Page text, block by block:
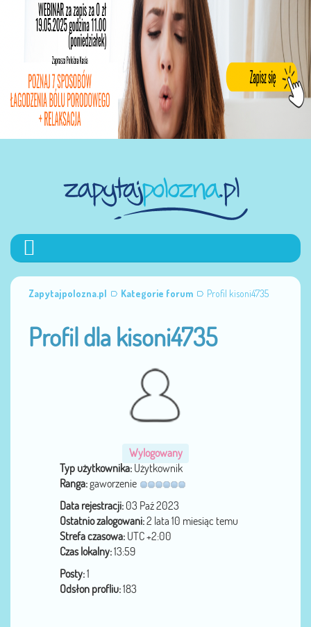
Zapytajpolozna.pl Kategorie forum Profil kisoni4735
Profil dla kisoni4735
Wylogowany
Typ użytkownika: Użytkownik
Ranga:gaworzenie
Data rejestracji: 03 Paź 2023
Ostatnio zalogowani:2 lata 10 miesiąc temu
Strefa czasowa: UTC +2:00
Czas lokalny:13:59
Posty:1
Odsłon profliu:183